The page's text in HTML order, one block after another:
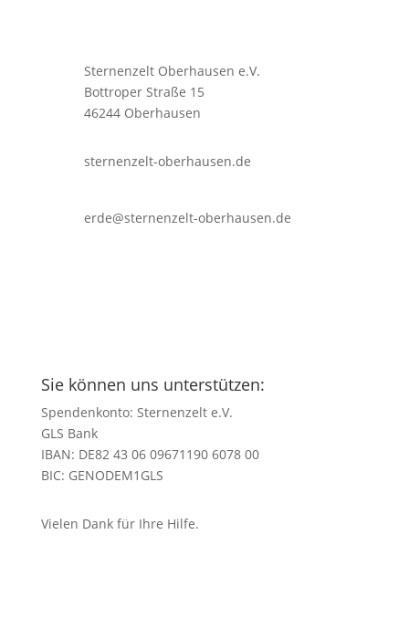
Sternenzelt Oberhausen e.V.
Bottroper Straße 15
46244 Oberhausen
sternenzelt-oberhausen.de
erde@sternenzelt-oberhausen.de
Sie können uns unterstützen:
Spendenkonto: Sternenzelt e.V.
GLS Bank
IBAN: DE82 43 06 09671190 6078 00
BIC: GENODEM1GLS
Vielen Dank für Ihre Hilfe.